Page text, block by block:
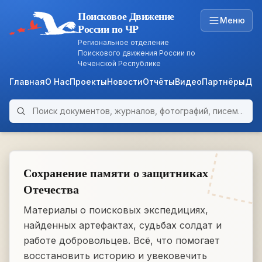
ARCHIVE
Поисковое Движение
России по ЧР
Региональное отделение
Поискового движения России по
Чеченской Республике
Меню
ГлавнаяО НасПроектыНовостиОтчётыВидеоПартнёры
Поиск по архиву
Сохранение памяти о защитниках
Отечества
Материалы о поисковых экспедициях,
найденных артефактах, судьбах солдат и
работе добровольцев. Всё, что помогает
восстановить историю и увековечить